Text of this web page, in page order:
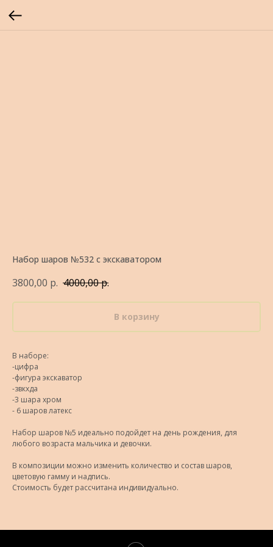
Набор шаров №532 с экскаватором
3800,00 р. 4000,00р.
В корзину
В наборе:
-цифра
-фигура экскаватор
-звкхда
-3 шара хром
- 6 шаров латекс
Набор шаров №5 идеально подойдет на день рождения, для
любого возраста мальчика и девочки.
В композиции можно изменить количество и состав шаров,
цветовую гамму и надпись.
Стоимость будет рассчитана индивидуально.